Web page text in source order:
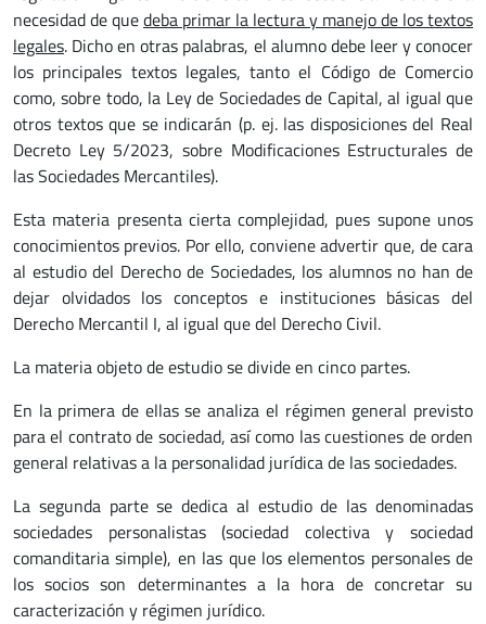
necesidad de quedeba primar la lectura y manejo de los textos
legales. Dicho en otras palabras, el alumno debe leer y conocer
los principales textos legales, tanto el Código de Comercio
como, sobre todo, la Ley de Sociedades de Capital, al igual que
otros textos que se indicarán (p. ej. las disposiciones del Real
Decreto Ley 5/2023, sobre Modificaciones Estructurales de
las Sociedades Mercantiles).
Esta materia presenta cierta complejidad, pues supone unos
conocimientos previos. Por ello, conviene advertir que, de cara
al estudio del Derecho de Sociedades, los alumnos no han de
dejar olvidados los conceptos e instituciones básicas del
Derecho Mercantil I, al igual que del Derecho Civil.
La materia objeto de estudio se divide en cinco partes.
En la primera de ellas se analiza el régimen general previsto
para el contrato de sociedad, así como las cuestiones de orden
general relativas a la personalidad jurídica de las sociedades.
La segunda parte se dedica al estudio de las denominadas
sociedades personalistas (sociedad colectiva y sociedad
comanditaria simple), en las que los elementos personales de
los socios son determinantes a la hora de concretar su
caracterización y régimen jurídico.